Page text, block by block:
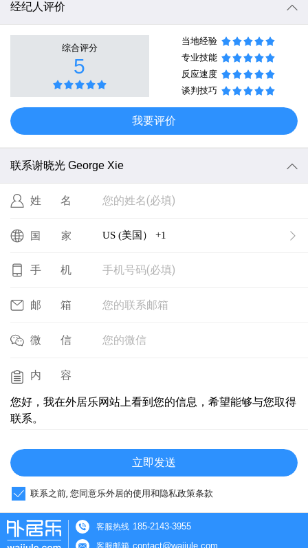
经纪人评价
综合评分
5
当地经验
专业技能
反应速度
谈判技巧
我要评价
联系谢晓光 George Xie
姓名 您的姓名(必填)
国家 US (美国） +1
手机 手机号码(必填)
邮箱 您的联系邮箱
微信 您的微信
内容
您好，我在外居乐网站上看到您的信息，希望能够与您取得
联系。
立即发送
联系之前, 您同意乐外居的使用和隐私政策条款
客服热线 185-2143-3955
客服邮箱 contact@waijule.com